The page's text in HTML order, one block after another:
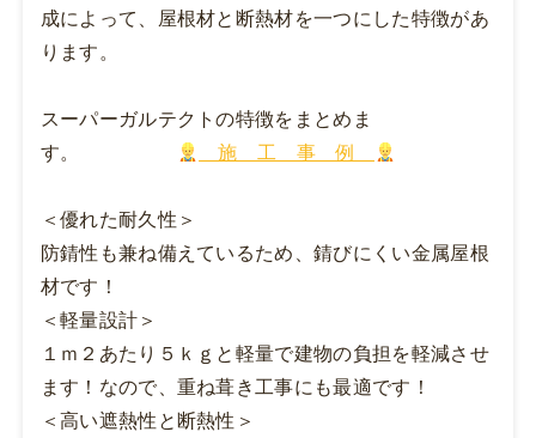
成によって、屋根材と断熱材を一つにした特徴があ
ります。
スーパーガルテクトの特徴をまとめま
す。
施 工 事 例
＜優れた耐久性＞
防錆性も兼ね備えているため、錆びにくい金属屋根
材です！
＜軽量設計＞
１ｍ２あたり５ｋｇと軽量で建物の負担を軽減させ
ます！なので、重ね葺き工事にも最適です！
＜高い遮熱性と断熱性＞